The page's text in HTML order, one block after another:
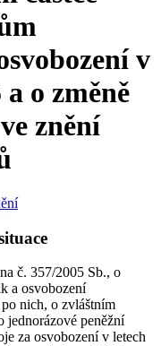
v
o změně
znění
č. 357/2005 Sb., o
a osvobození
nich, o zvláštním
jednorázové peněžní
za osvobození v letech